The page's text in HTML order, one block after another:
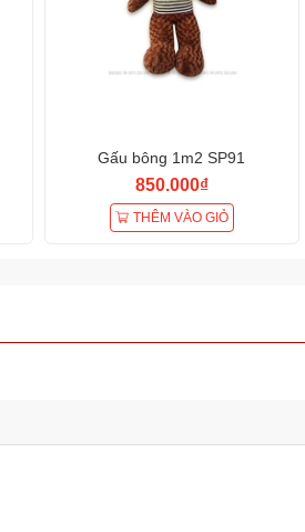
Gấu bông 1m2 SP91
850.000₫
THÊM VÀO GIỎ